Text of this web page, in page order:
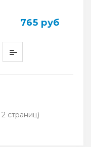
765 руб
страниц)